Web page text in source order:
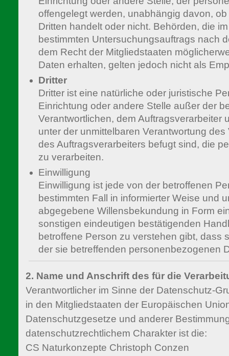
offengelegt werden, unabhängig davon,
Dritten handelt oder nicht. Behörden, die
bestimmten Untersuchungsauftrags nach
dem Recht der Mitgliedstaaten
Daten erhalten, gelten jedoch nicht als
Dritter
Dritter ist eine natürliche oder juristische
Einrichtung oder andere Stelle außer der
Verantwortlichen, dem Auftragsverarbeiter
unter der unmittelbaren Verantwortung
des Auftragsverarbeiters befugt sind, die
zu verarbeiten.
Einwilligung
Einwilligung ist jede von der betroffenen
bestimmten Fall in informierter Weise und
abgegebene Willensbekundung in Form
sonstigen eindeutigen bestätigenden
betroffene Person zu verstehen gibt, dass
der sie betreffenden personenbezogenen
2. Name und Anschrift des für die
Verantwortlicher im Sinne der Datenschutz-
in den Mitgliedstaaten der Europäischen
Datenschutzgesetze und anderer
datenschutzrechtlichem Charakter ist die:
CS Naturkonzepte Christoph Conzen